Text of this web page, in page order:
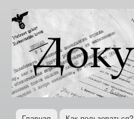
Документы
XX века
Всемирная
история в
Интернете